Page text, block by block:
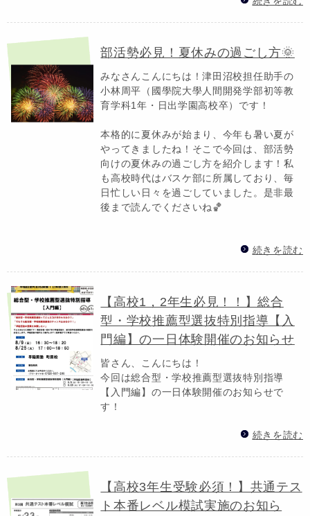
部活勢必見！夏休みの過ごし方🌞
みなさんこんにちは！津田沼校担任助手の
小林周平（國學院大學人間開発学部初等教
育学科1年・日出学園高校卒）です！
本格的に夏休みが始まり、今年も暑い夏が
やってきましたね！そこで今回は、部活勢
向けの夏休みの過ごし方を紹介します！私
も高校時代はバスケ部に所属しており、毎
日忙しい日々を過ごしていました。是非最
後まで読んでくださいね🏀
続きを読む
【高校1，2年生必見！！】総合
型・学校推薦型選抜特別指導【入
門編】の一日体験開催のお知らせ
皆さん、こんにちは！
今回は総合型・学校推薦型選抜特別指導
【入門編】の一日体験開催のお知らせで
す！
続きを読む
【高校3年生受験必須！】共通テス
ト本番レベル模試実施のお知ら